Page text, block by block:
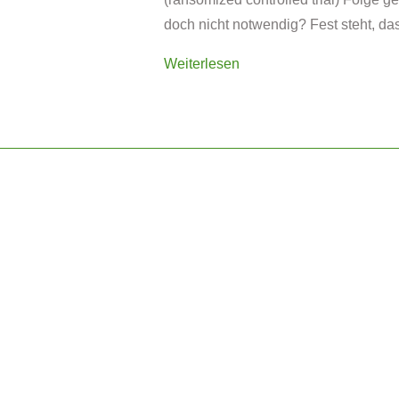
doch nicht notwendig? Fest steht,
Weiterlesen